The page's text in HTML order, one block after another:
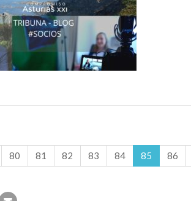
80 81 82 83 84 85 86